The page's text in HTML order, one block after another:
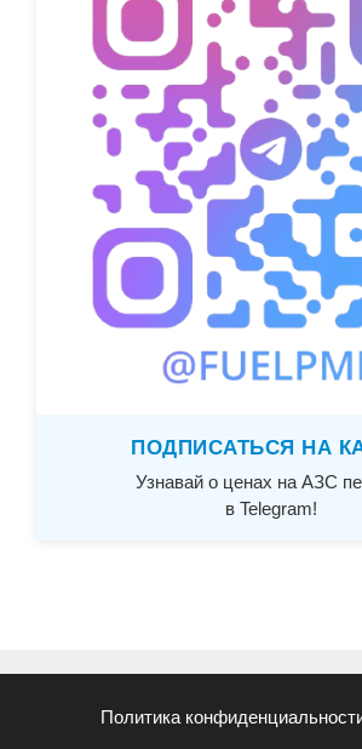
ПОДПИСАТЬСЯ НА
Узнавай о ценах на АЗС
в Telegram!
Политика